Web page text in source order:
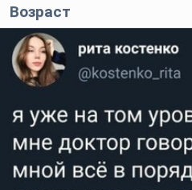
Возраст